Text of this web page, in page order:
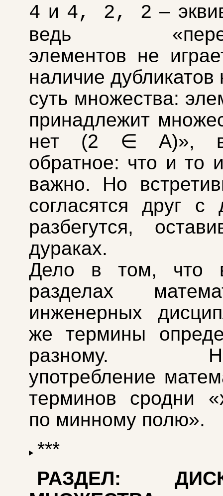
4 и 4, 2, 2 –
ведь
элементов не
наличие дубликатов
суть множества:
принадлежит
нет (2 ∈ A)»,
обратное: что и то
важно. Но
согласятся друг с
разбегутся,
дураках.
Дело в том, что
разделах
инженерных
же термины
разному.
употребление
терминов сродни
по минному полю».
***
РАЗДЕЛ: